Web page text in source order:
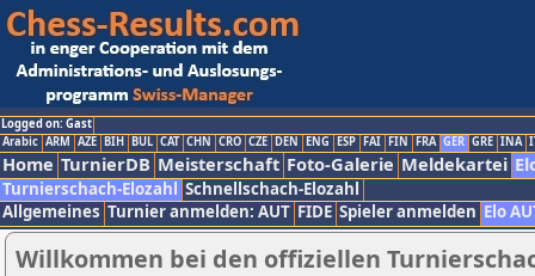
Logged on: Gast
Arabic ARM AZE BIH BUL CAT CHN CRO CZE DEN ENG ESP FAI FIN FRA GER GRE INA
Home TurnierDB Meisterschaft Foto-Galerie Meldekartei
Turnierschach-Elozahl Schnellschach-Elozahl
Allgemeines Turnier anmelden: AUT FIDE Spieler anmelden Elo
Willkommen bei den offiziellen